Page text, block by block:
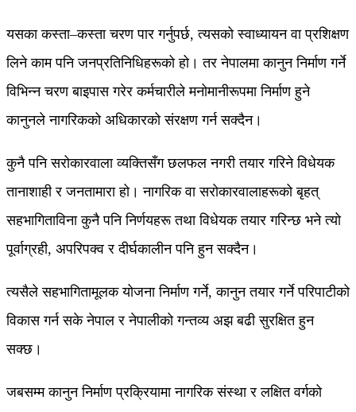
यसका कस्ता–कस्ता चरण पार गर्नुपर्छ, त्यसको स्वाध्यायन वा प्रशिक्षण
लिने काम पनि जनप्रतिनिधिहरूको हो। तर नेपालमा कानुन निर्माण गर्ने
विभिन्न चरण बाइपास गरेर कर्मचारीले मनोमानीरूपमा निर्माण हुने
कानुनले नागरिकको अधिकारको संरक्षण गर्न सक्दैन।
कुनै पनि सरोकारवाला व्यक्तिसँग छलफल नगरी तयार गरिने विधेयक
तानाशाही र जनतामारा हो। नागरिक वा सरोकारवालाहरूको बृहत्
सहभागिताविना कुनै पनि निर्णयहरू तथा विधेयक तयार गरिन्छ भने त्यो
पूर्वाग्रही, अपरिपक्व र दीर्घकालीन पनि हुन सक्दैन।
त्यसैले सहभागितामूलक योजना निर्माण गर्ने, कानुन तयार गर्ने परिपाटीको
विकास गर्न सके नेपाल र नेपालीको गन्तव्य अझ बढी सुरक्षित हुन
सक्छ।
जबसम्म कानुन निर्माण प्रक्रियामा नागरिक संस्था र लक्षित वर्गको